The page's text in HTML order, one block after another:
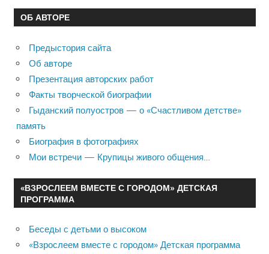
ОБ АВТОРЕ
Предыстория сайта
Об авторе
Презентация авторских работ
Факты творческой биографии
Гыданский полуостров — о «Счастливом детстве»
память
Биография в фотографиях
Мои встречи — Крупицы живого общения…
«ВЗРОСЛЕЕМ ВМЕСТЕ С ГОРОДОМ» ДЕТСКАЯ
ПРОГРАММА
Беседы с детьми о высоком
«Взрослеем вместе с городом» Детская программа